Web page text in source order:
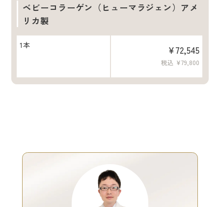
ベビーコラーゲン（ヒューマラジェン）アメ
リカ製
1本 ¥72,545
税込 ¥79,800